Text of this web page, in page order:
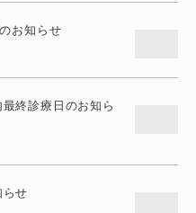
お知らせ
終診療日のお知ら
せ